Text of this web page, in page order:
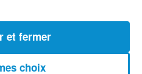
- 22/07/26
choix
et fermer